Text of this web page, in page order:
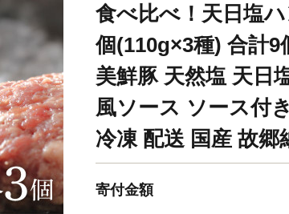
食べ比べ！天日塩
個(110g×3種) 合計
美鮮豚 天然塩 天日
風ソース ソース付
冷凍 配送 国産 故郷
寄付金額